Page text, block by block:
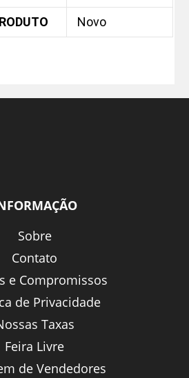
Novo
Sobre
Contato
e Compromissos
de Privacidade
Taxas
Feira Livre
de Vendedores